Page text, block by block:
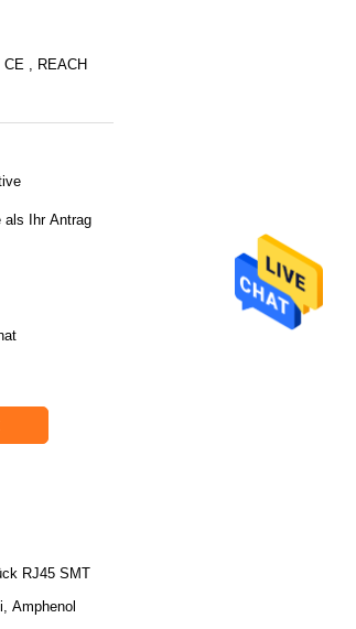
CE , REACH
als Ihr Antrag
RJ45 SMT
Amphenol